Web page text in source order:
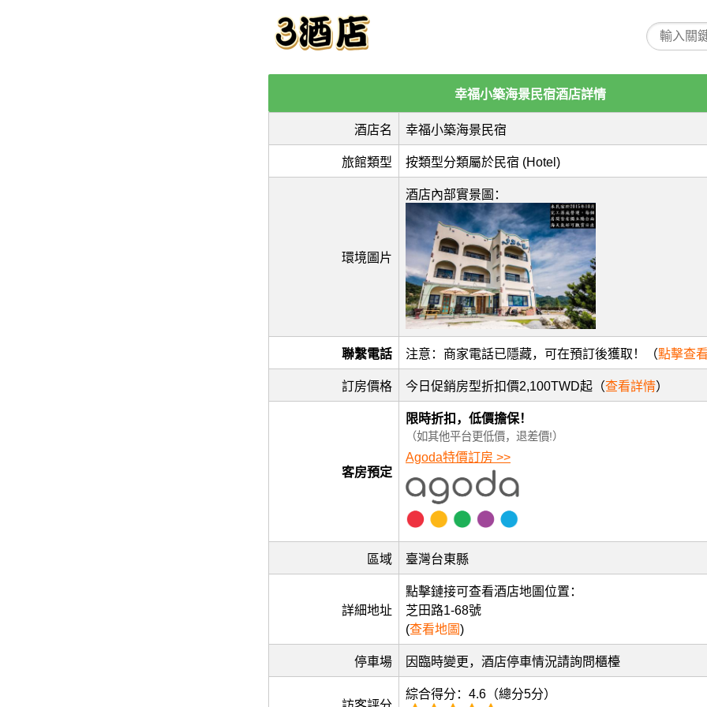
幸福小築海景民宿酒店詳情
酒店名 幸福小築海景民宿
旅館類型 按類型分類屬於民宿 (Hotel)
環境圖片
酒店內部實景圖：
聯繫電話 注意：商家電話已隱藏，可在預訂後獲取！（點擊查
訂房價格 今日促銷房型折扣價2,100TWD起（查看詳情）
客房預定
限時折扣，低價擔保！
（如其他平台更低價，退差價!）
Agoda特價訂房 >>
區域 臺灣台東縣
詳細地址
點擊鏈接可查看酒店地圖位置：
芝田路1-68號
(查看地圖)
停車場 因臨時變更，酒店停車情況請詢問櫃檯
綜合得分：4.6（總分5分）